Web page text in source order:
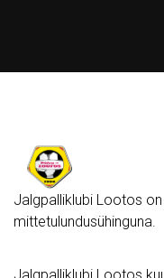
Jalgpalliklubi Lootos
mittetulundusühinguna.